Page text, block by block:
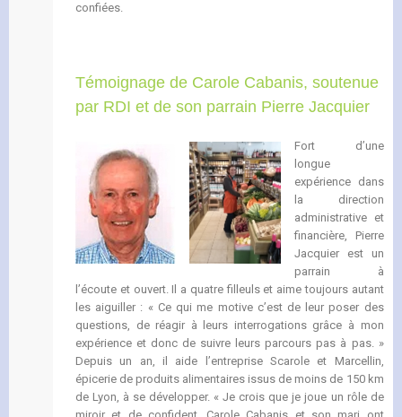
confiées.
Témoignage de Carole Cabanis, soutenue
par RDI et de son parrain Pierre Jacquier
Fort d’une
longue
expérience dans
la direction
administrative et
financière, Pierre
Jacquier est un
parrain à
l’écoute et ouvert. Il a quatre filleuls et aime toujours autant
les aiguiller : « Ce qui me motive c’est de leur poser des
questions, de réagir à leurs interrogations grâce à mon
expérience et donc de suivre leurs parcours pas à pas. »
Depuis un an, il aide l’entreprise Scarole et Marcellin,
épicerie de produits alimentaires issus de moins de 150 km
de Lyon, à se développer. « Je crois que je joue un rôle de